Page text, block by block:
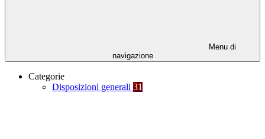
Menu di
navigazione
Categorie
Disposizioni generali 31